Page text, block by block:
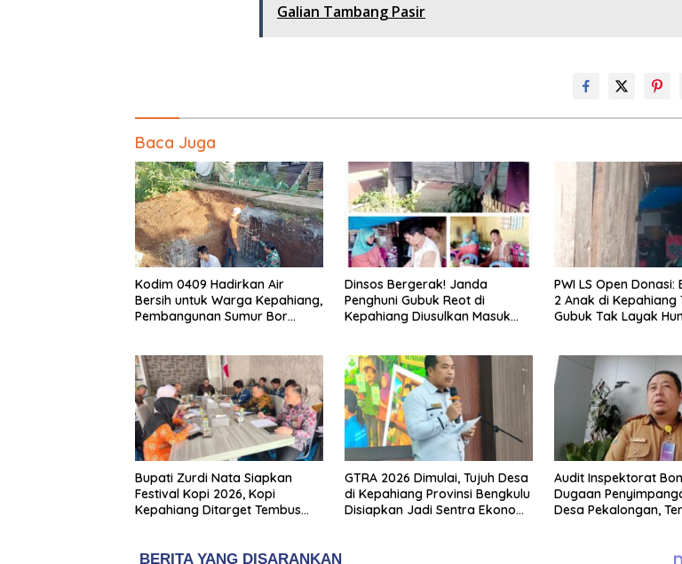
Galian Tambang Pasir
Baca Juga
Kodim 0409 Hadirkan Air
Bersih untuk Warga Kepahiang,
Pembangunan Sumur Bor
Dinsos Bergerak! Janda
Penghuni Gubuk Reot di
Kepahiang Diusulkan Masuk
PWI LS Open Donasi:
2 Anak di Kepahiang
Gubuk Tak Layak
Bupati Zurdi Nata Siapkan
Festival Kopi 2026, Kopi
Kepahiang Ditarget Tembus
GTRA 2026 Dimulai, Tujuh Desa
di Kepahiang Provinsi Bengkulu
Disiapkan Jadi Sentra Ekonomi
Audit Inspektorat
Dugaan
Desa Pekalongan,